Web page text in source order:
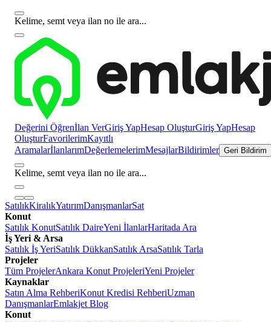
Kelime, semt veya ilan no ile ara...
Değerini Öğrenİlan VerGiriş YapHesap OluşturGiriş YapHesap
OluşturFavorilerimKayıtlı
AramalarİlanlarımDeğerlemelerimMesajlarBildirimler Geri Bildirim
Kelime, semt veya ilan no ile ara...
SatılıkKiralıkYatırımDanışmanlarSat
Konut
Satılık KonutSatılık DaireYeni İlanlarHaritada Ara
İş Yeri & Arsa
Satılık İş YeriSatılık DükkanSatılık ArsaSatılık Tarla
Projeler
Tüm ProjelerAnkara Konut ProjeleriYeni Projeler
Kaynaklar
Satın Alma RehberiKonut Kredisi RehberiUzman
DanışmanlarEmlakjet Blog
Konut